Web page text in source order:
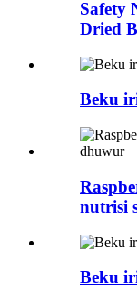
Safety
Dried
Beku
nutrisi
Beku